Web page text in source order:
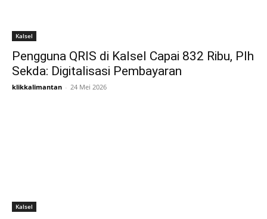
Kalsel
Pengguna QRIS di Kalsel Capai 832 Ribu, Plh
Sekda: Digitalisasi Pembayaran
klikkalimantan - 24 Mei 2026
Kalsel